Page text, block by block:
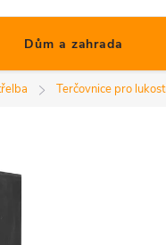
Dům a zahrada
Terčovnice pro